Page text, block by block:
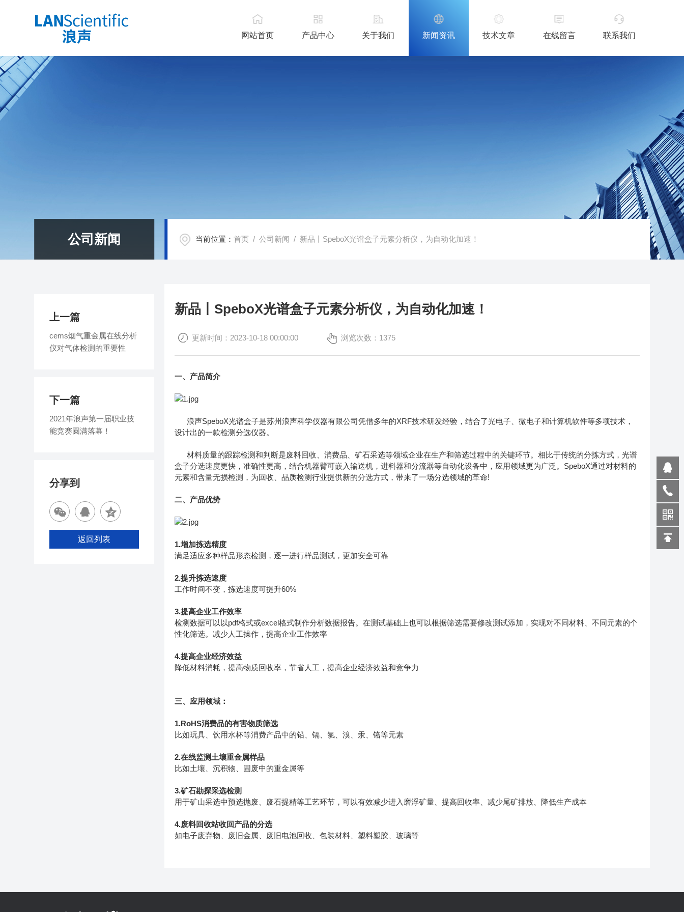
网站首页 产品中心 关于我们 新闻资讯 技术文章 在线留言 联系我们
公司新闻 当前位置：首页 /公司新闻 / 新品丨SpeboX光谱盒子元素分析仪，为自动化加速！
新品丨SpeboX光谱盒子元素分析仪，为自动化加速！
更新时间：2023-10-18 00:00:00 浏览次数：1375
一、产品简介
浪声SpeboX光谱盒子是苏州浪声科学仪器有限公司凭借多年的XRF技术研发经验，结合了光电子、微电子和计算机软件等多项技术，
设计出的一款检测分选仪器。
材料质量的跟踪检测和判断是废料回收、消费品、矿石采选等领域企业在生产和筛选过程中的关键环节。相比于传统的分拣方式，光谱
盒子分选速度更快，准确性更高，结合机器臂可嵌入输送机，进料器和分流器等自动化设备中，应用领域更为广泛。SpeboX通过对材料的
元素和含量无损检测，为回收、品质检测行业提供新的分选方式，带来了一场分选领域的革命!
二、产品优势
1.增加拣选精度
满足适应多种样品形态检测，逐一进行样品测试，更加安全可靠
2.提升拣选速度
工作时间不变，拣选速度可提升60%
3.提高企业工作效率
检测数据可以以pdf格式或excel格式制作分析数据报告。在测试基础上也可以根据筛选需要修改测试添加，实现对不同材料、不同元素的个
性化筛选。减少人工操作，提高企业工作效率
4.提高企业经济效益
降低材料消耗，提高物质回收率，节省人工，提高企业经济效益和竞争力
三、应用领域：
1.RoHS消费品的有害物质筛选
比如玩具、饮用水杯等消费产品中的铅、镉、氯、溴、汞、铬等元素
2.在线监测土壤重金属样品
比如土壤、沉积物、固废中的重金属等
3.矿石勘探采选检测
用于矿山采选中预选抛废、废石提精等工艺环节，可以有效减少进入磨浮矿量、提高回收率、减少尾矿排放、降低生产成本
4.废料回收站收回产品的分选
如电子废弃物、废旧金属、废旧电池回收、包装材料、塑料塑胶、玻璃等
上一篇
cems烟气重金属在线分析
仪对气体检测的重要性
下一篇
2021年浪声第一届职业技
能竞赛圆满落幕！
分享到
返回列表